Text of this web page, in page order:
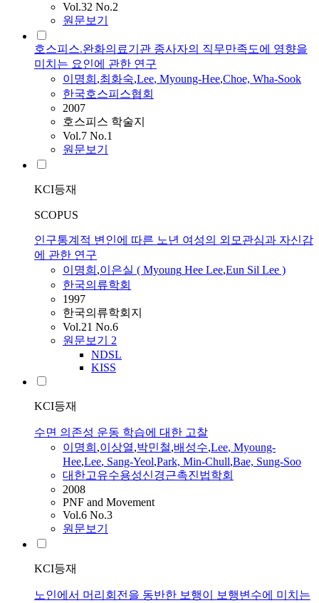
Vol.32 No.2
원문보기
호스피스.완화의료기관 종사자의 직무만족도에 영향을
미치는 요인에 관한 연구
이명희 ,최화숙,Lee, Myoung-Hee,Choe, Wha-Sook
한국호스피스협회
2007
호스피스 학술지
Vol.7 No.1
원문보기
KCI등재
SCOPUS
인구통계적 변인에 따른 노년 여성의 외모관심과 자신감
에 관한 연구
이명희 ,이은실 ( Myoung Hee Lee,Eun Sil Lee )
한국의류학회
1997
한국의류학회지
Vol.21 No.6
원문보기 2
NDSL
KISS
KCI등재
수면 의존성 운동 학습에 대한 고찰
이명희 ,이상열,박민철,배성수,Lee, Myoung-
Hee,Lee, Sang-Yeol,Park, Min-Chull,Bae, Sung-Soo
대한고유수용성신경근촉진법학회
2008
PNF and Movement
Vol.6 No.3
원문보기
KCI등재
노인에서 머리회전을 동반한 보행이 보행변수에 미치는